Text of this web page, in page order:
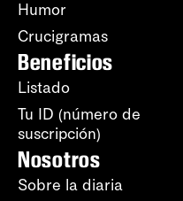
Humor
Crucigramas
Beneficios
Listado
Tu ID (número de
suscripción)
Nosotros
Sobre la diaria